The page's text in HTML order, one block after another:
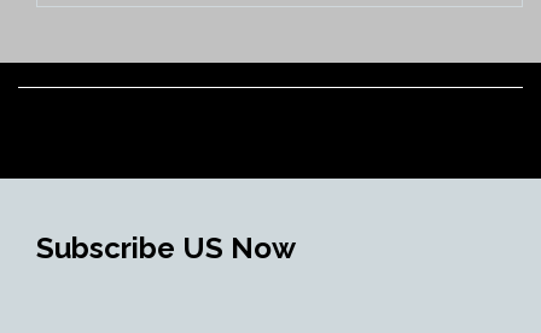
Subscribe US Now